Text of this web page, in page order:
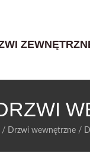
/ Drzwi wewnętrzne /